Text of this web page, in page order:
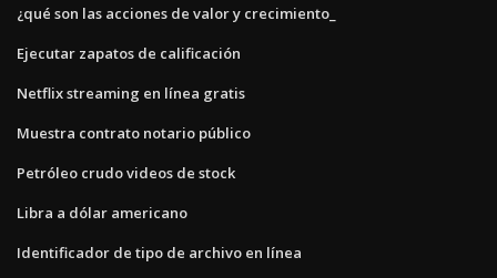
¿qué son las acciones de valor y crecimiento_
Ejecutar zapatos de calificación
Netflix streaming en línea gratis
Muestra contrato notario público
Petróleo crudo videos de stock
Libra a dólar americano
Identificador de tipo de archivo en línea